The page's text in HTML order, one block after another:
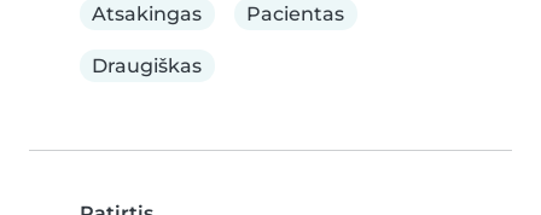
Atsakingas
Pacientas
Draugiškas